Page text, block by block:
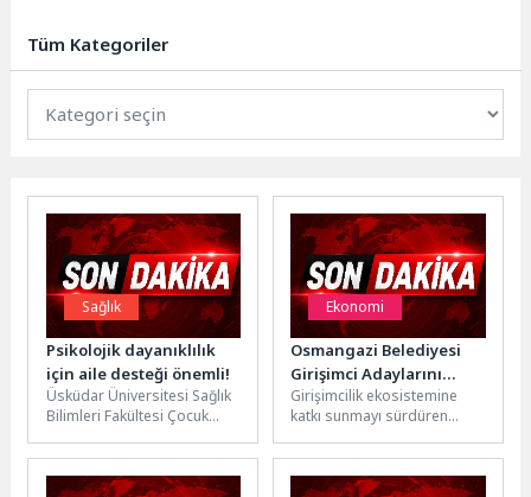
reklamla...
Tüm Kategoriler
Sağlık
Psikolojik dayanıklılık
için aile desteği önemli!
Üsküdar Üniversitesi Sağlık
Bilimleri Fakültesi Çocuk
Öğr. Üyesi Demet Gülaldı, 13
Haziran 2026...
Ekonomi
Osmangazi Belediyesi
Girişimci Adaylarını
Yarınlara Hazırlıyor
Girişimcilik ekosistemine
katkı sunmayı sürdüren
saate çıkarılan kapsamlı bir
eğitim programıyla